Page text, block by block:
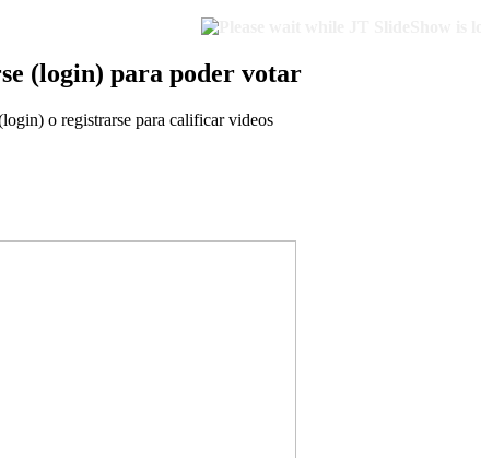
(login) para poder votar
o registrarse para calificar videos